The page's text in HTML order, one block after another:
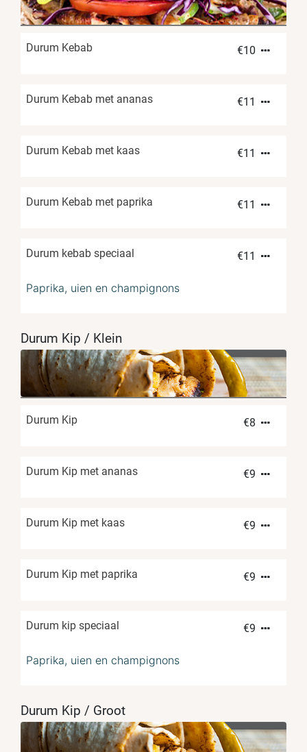
Durum Kebab €10
Durum Kebab met ananas €11
Durum Kebab met kaas €11
Durum Kebab met paprika €11
Durum kebab speciaal €11
Paprika, uien en champignons
Durum Kip / Klein
Durum Kip €8
Durum Kip met ananas €9
Durum Kip met kaas €9
Durum Kip met paprika €9
Durum kip speciaal €9
Paprika, uien en champignons
Durum Kip / Groot